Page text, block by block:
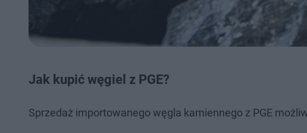
Jak kupić węgiel z PGE?
Sprzedaż importowanego węgla kamiennego z PGE